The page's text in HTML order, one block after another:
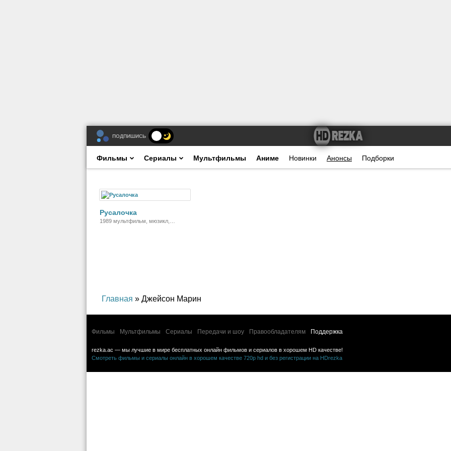
ПОДПИШИСЬ
Фильмы Сериалы Мультфильмы Аниме Новинки Анонсы Подборки
Русалочка
1989 мультфильм, мюзикл,
Главная » Джейсон Марин
Фильмы Мультфильмы Сериалы Передачи и шоу Правообладателям Поддержка
rezka.ac — мы лучшие в мире бесплатных онлайн фильмов и сериалов в хорошем HD качестве!
Смотреть фильмы и сериалы онлайн в хорошем качестве 720p hd и без регистрации на HDrezka